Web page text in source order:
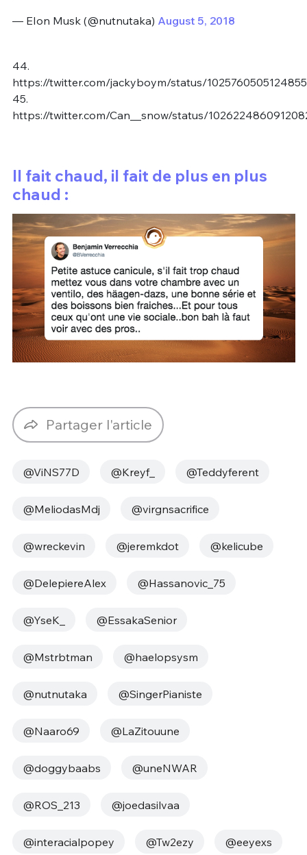
— EIon Musk (@nutnutaka) August 5, 2018
44.
https://twitter.com/jackyboym/status/
45.
https://twitter.com/Can__snow/status/
Il fait chaud, il fait de plus en plus
chaud :
Partager l'article
@ViNS77D @Kreyf_ @Teddyferent
@MeliodasMdj @virgnsacrifice
@wreckevin @jeremkdot @kelicube
@DelepiereAlex @Hassanovic_75
@YseK_ @EssakaSenior
@Mstrbtman @haelopsysm
@nutnutaka @SingerPianiste
@Naaro69 @LaZitouune
@doggybaabs @uneNWAR
@ROS_213 @joedasilvaa
@interacialpopey @Tw2ezy @eeyexs